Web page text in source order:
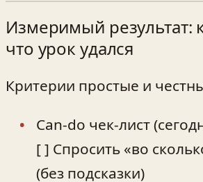
Измеримый результат:
что урок удался
Критерии простые и
Can-do чек-лист
[ ] Спросить «во
(без подсказки)